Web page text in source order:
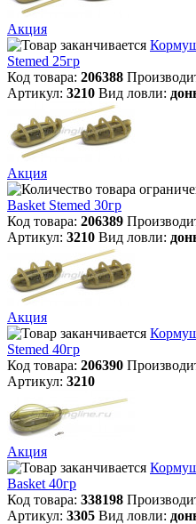
Акция
Stemed 25гр
Код товара: 206388
Артикул: 3210 Вид ловли:
Акция
Basket Stemed 30гр
Код товара: 206389
Артикул: 3210 Вид ловли:
Акция
Stemed 40гр
Код товара: 206390
Артикул: 3210
Акция
Basket 40гр
Код товара: 338198
Артикул: 3305 Вид ловли: